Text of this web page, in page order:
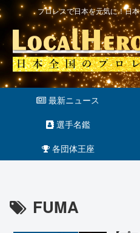
プロレスで日本を元気に！日
最新ニュース
選手名鑑
各団体王座
FUMA